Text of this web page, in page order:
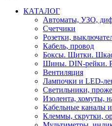
КАТАЛОГ
Автоматы, УЗО,
Счетчики
Розетки,
Кабель, провод
Боксы. Щитки.
Шины. DIN-рейки.
Вентиляция
Лампочки и LED-
Светильники,
Изолента, хомуты,
Кабельные каналы
Клеммы, скрутки,